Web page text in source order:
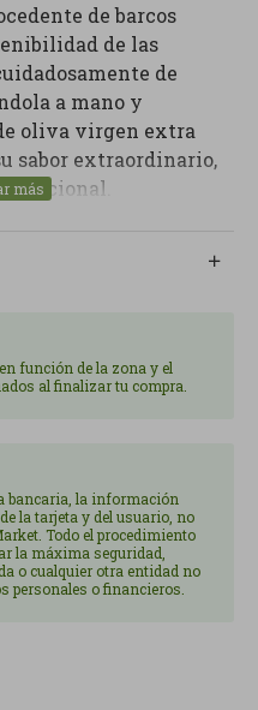
función de la zona y el
al finalizar tu compra.
bancaria, la información
la tarjeta y del usuario, no
Todo el procedimiento
la máxima seguridad,
o cualquier otra entidad no
personales o financieros.
de barcos
de las
de
a mano y
oliva virgen extra
sabor extraordinario,
peso escurrido Valor
Vitamina B12: 1,00
µg (226% VRN)